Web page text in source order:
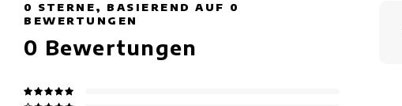
0 STERNE, BASIEREND AUF 0
BEWERTUNGEN
0 Bewertungen